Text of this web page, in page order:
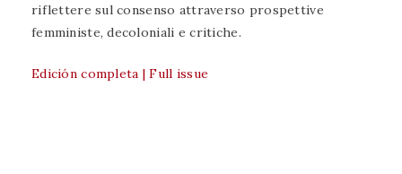
riflettere sul consenso attraverso prospettive
femministe, decoloniali e critiche.
Edición completa | Full issue